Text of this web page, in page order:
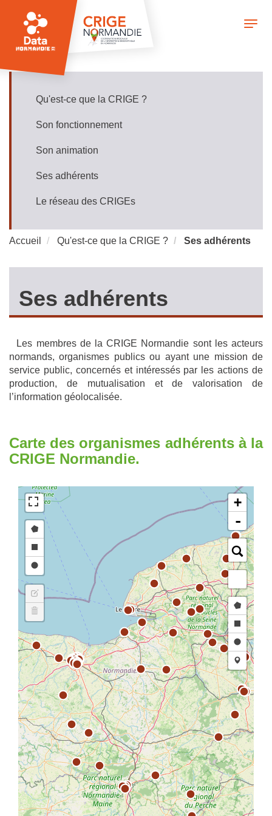
contenu
principal
Présentation
CRIGE
Qu'est-ce que la CRIGE ?
Son fonctionnement
Son animation
Ses adhérents
Le réseau des CRIGEs
Accueil Qu'est-ce que la CRIGE ? Ses adhérents
Ses adhérents
Les membres de la CRIGE Normandie sont les acteurs
normands, organismes publics ou ayant une mission de
service public, concernés et intéressés par les actions de
production, de mutualisation et de valorisation de
l’information géolocalisée.
Carte des organismes adhérents à la
CRIGE Normandie.